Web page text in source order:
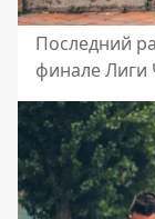
Последний
финале